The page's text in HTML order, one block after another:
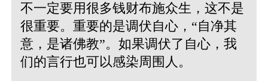
不一定要用很多钱财布施众生，这不是
很重要。重要的是调伏自心，“自净其
意，是诸佛教”。如果调伏了自心，我
们的言行也可以感染周围人。